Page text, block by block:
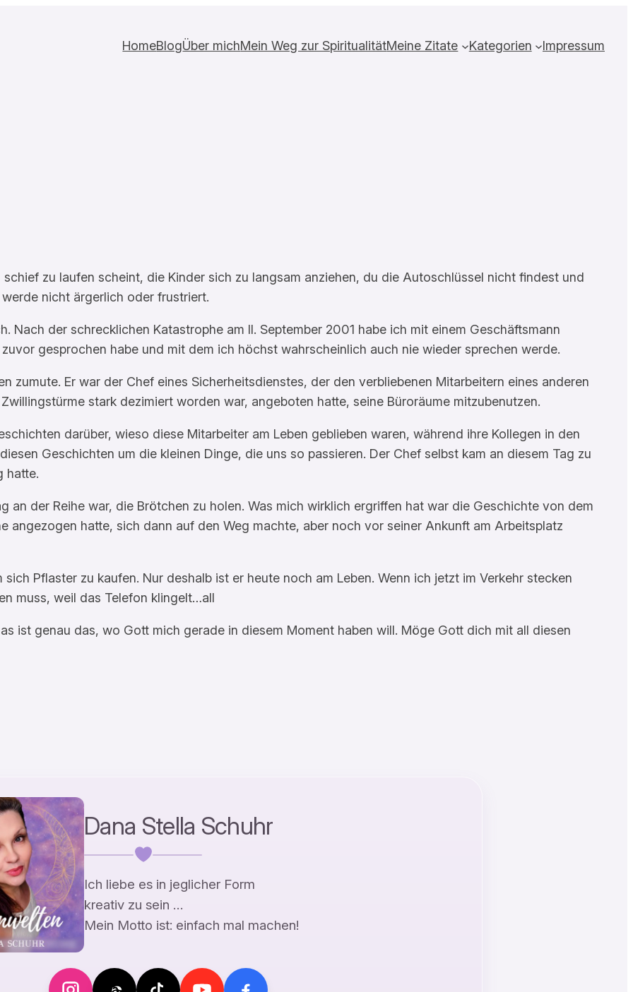
HomeBlogÜber michMein Weg zur SpiritualitätMeine Zitate Kategorien Impressum
zu laufen scheint, die Kinder sich zu langsam anziehen, du die Autoschlüssel nicht findest und
nicht ärgerlich oder frustriert.
Nach der schrecklichen Katastrophe am II. September 2001 habe ich mit einem Geschäftsmann
gesprochen habe und mit dem ich höchst wahrscheinlich auch nie wieder sprechen werde.
zumute. Er war der Chef eines Sicherheitsdienstes, der den verbliebenen Mitarbeitern eines anderen
stark dezimiert worden war, angeboten hatte, seine Büroräume mitzubenutzen.
darüber, wieso diese Mitarbeiter am Leben geblieben waren, während ihre Kollegen in den
Geschichten um die kleinen Dinge, die uns so passieren. Der Chef selbst kam an diesem Tag zu
hatte.
an der Reihe war, die Brötchen zu holen. Was mich wirklich ergriffen hat war die Geschichte von dem
angezogen hatte, sich dann auf den Weg machte, aber noch vor seiner Ankunft am Arbeitsplatz
Pflaster zu kaufen. Nur deshalb ist er heute noch am Leben. Wenn ich jetzt im Verkehr stecken
muss, weil das Telefon klingelt…all
ist genau das, wo Gott mich gerade in diesem Moment haben will. Möge Gott dich mit all diesen
Dana Stella Schuhr
Ich liebe es in jeglicher Form
kreativ zu sein …
Mein Motto ist: einfach mal machen!